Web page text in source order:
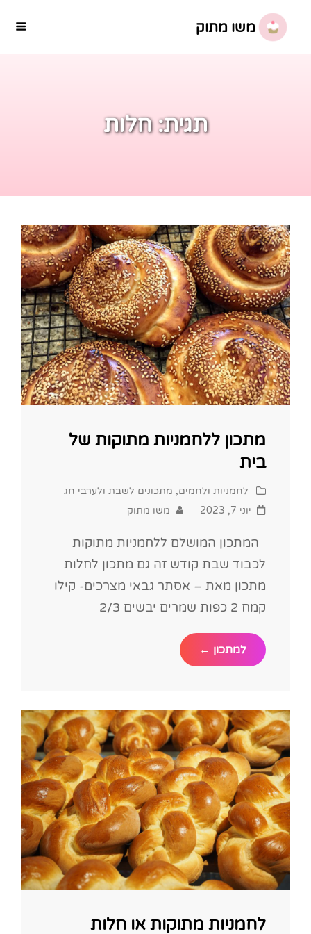
משו מתוק
תגית:חלות
מתכון ללחמניות מתוקות של
בית
Cat
Links
לחמניות ולחמים, מתכונים לשבת ולערבי חג
Posted
יוני 7, 2023 משו מתוק
המתכון המושלם ללחמניות מתוקות
לכבוד שבת קודש זה גם מתכון לחלות
מתכון מאת – אסתר גבאי מצרכים- קילו
קמח 2 כפות שמרים יבשים 2/3
למתכון ← מתכון
ללחמניות
לחמניות מתוקות או חלות